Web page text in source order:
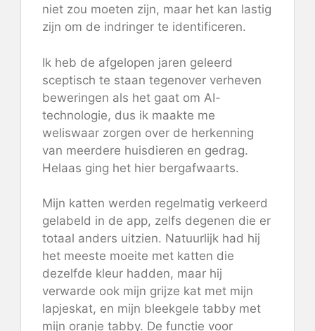
niet zou moeten zijn, maar het kan lastig
zijn om de indringer te identificeren.
Ik heb de afgelopen jaren geleerd
sceptisch te staan ​​tegenover verheven
beweringen als het gaat om AI-
technologie, dus ik maakte me
weliswaar zorgen over de herkenning
van meerdere huisdieren en gedrag.
Helaas ging het hier bergafwaarts.
Mijn katten werden regelmatig verkeerd
gelabeld in de app, zelfs degenen die er
totaal anders uitzien. Natuurlijk had hij
het meeste moeite met katten die
dezelfde kleur hadden, maar hij
verwarde ook mijn grijze kat met mijn
lapjeskat, en mijn bleekgele tabby met
mijn oranje tabby. De functie voor